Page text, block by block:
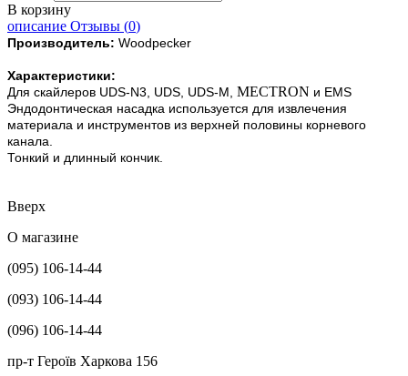
В корзину
описание Отзывы (0)
Производитель: Woodpecker
Характеристики:
Для скайлеров UDS-N3, UDS, UDS-M, MECTRON и EMS
Эндодонтическая насадка используется для извлечения
материала и инструментов из верхней половины корневого
канала.
Тонкий и длинный кончик.
Вверх
О магазине
(095) 106-14-44
(093) 106-14-44
(096) 106-14-44
пр-т Героїв Харкова 156